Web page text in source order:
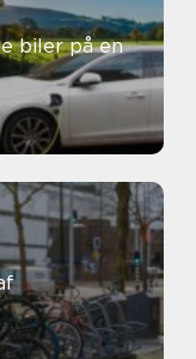
biler på en